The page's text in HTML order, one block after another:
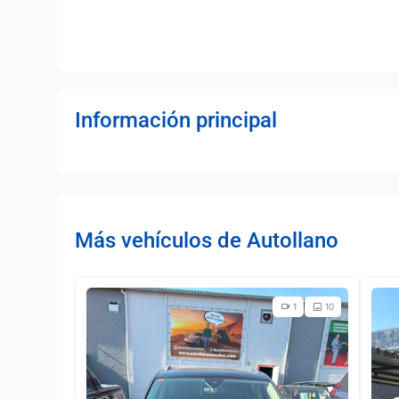
Información principal
Más vehículos de Autollano
10
1